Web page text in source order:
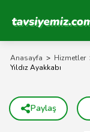
Tavsiyemiz
Anasayfa > Hizmetler
Yıldız Ayakkabı
Paylaş